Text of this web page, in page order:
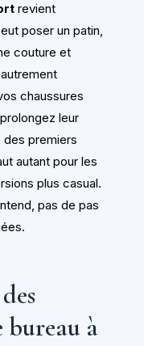
revient
poser un patin,
couture et
chaussures
leur
des premiers
autant pour les
plus casual.
pas de pas
bureau à